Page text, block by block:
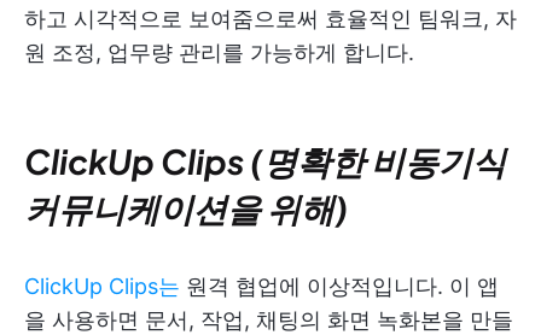
하고 시각적으로 보여줌으로써 효율적인 팀워크, 자
원 조정, 업무량 관리를 가능하게 합니다.
ClickUp Clips (명확한 비동기식
커뮤니케이션을 위해)
ClickUp Clips는 원격 협업에 이상적입니다. 이 앱
을 사용하면 문서, 작업, 채팅의 화면 녹화본을 만들